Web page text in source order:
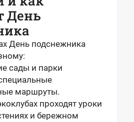
День
День подснежника
сады и парки
маршруты.
проходят уроки
и бережном